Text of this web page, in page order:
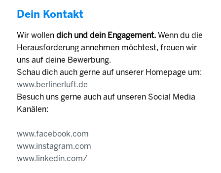
Dein Kontakt
Wir wollen dich und dein Engagement. Wenn du die
Herausforderung annehmen möchtest, freuen wir
uns auf deine Bewerbung.
Schau dich auch gerne auf unserer Homepage um:
www.berlinerluft.de
Besuch uns gerne auch auf unseren Social Media
Kanälen:
www.facebook.com
www.instagram.com
www.linkedin.com/